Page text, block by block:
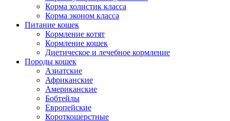
Корма холистик класса
Корма эконом класса
Питание кошек
Кормление котят
Кормление кошек
Диетическое и лечебное кормление
Породы кошек
Азиатские
Африканские
Американские
Бобтейлы
Европейские
Короткошерстные